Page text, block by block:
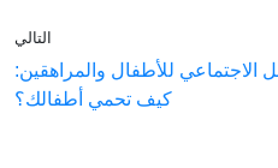
التالي
الاجتماعي للأطفال والمراهقين:
كيف تحمي أطفالك؟